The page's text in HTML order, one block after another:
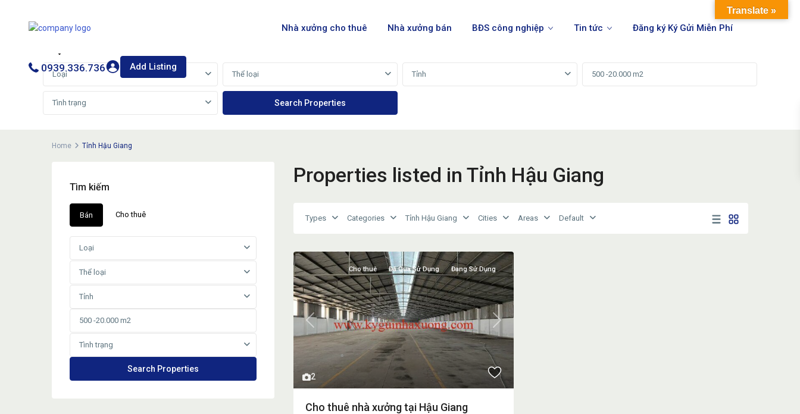
Nhà xưởng cho thuê Nhà xưởng bán BĐS công nghiệp Tin tức Đăng ký Ký Gửi Miễn Phí
0939.336.736 Add Listing
Loại Thể loại Tỉnh
Tình trạng
Home Tỉnh Hậu Giang
Properties listed in Tỉnh Hậu Giang
Types Categories Tỉnh Hậu Giang Cities Areas Default
2
Previous Next
Cho thuê Đã Qua Sử Dụng Đang Sử Dụng
Cho thuê nhà xưởng tại Hậu Giang
Tìm kiếm
Bán Cho thuê
Loại
Thể loại
Tỉnh
Tình trạng
Translate »